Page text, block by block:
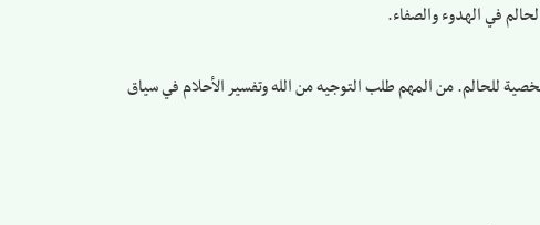
في الهدوء والصفاء.
للحالم. من المهم طلب التوجيه من الله وتفسير الأحلام في سياق